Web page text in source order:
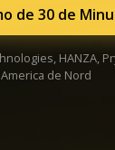
de 30 de
HANZA,
de Nord